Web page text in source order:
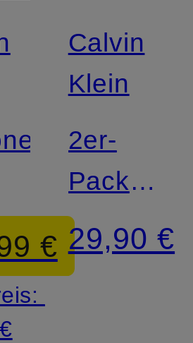
€
Calvin
Klein
2er-
Pack
Strings
COTTON
29,90 €